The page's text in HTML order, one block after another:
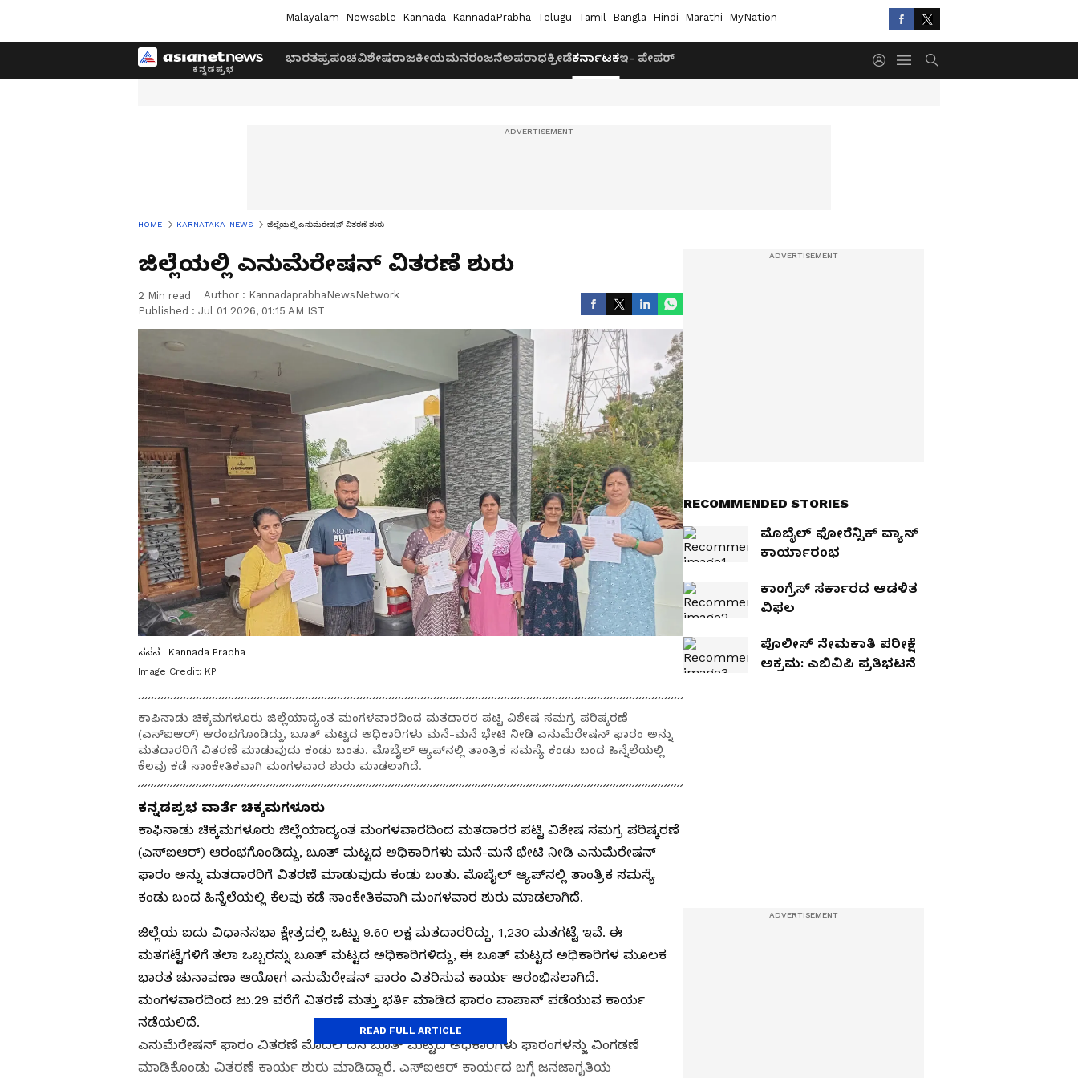
Malayalam Newsable Kannada KannadaPrabha Telugu Tamil Bangla Hindi Marathi MyNation
ಭಾರತಪ್ರಪಂಚವಿಶೇಷರಾಜಕೀಯಮನರಂಜನೆಅಪರಾಧಕ್ರೀಡೆಕರ್ನಾಟಕಇ- ಪೇಪರ್
HOME KARNATAKA-NEWS ಜಿಲ್ಲೆಯಲ್ಲಿ ಎನುಮೆರೇಷನ್‌ ವಿತರಣೆ ಶುರು
ಜಿಲ್ಲೆಯಲ್ಲಿ ಎನುಮೆರೇಷನ್‌ ವಿತರಣೆ ಶುರು
2 Min read Author : KannadaprabhaNewsNetwork
Published : Jul 01 2026, 01:15 AM IST
ಸಸಸ | Kannada Prabha
Image Credit: KP
ಕಾಫಿನಾಡು ಚಿಕ್ಕಮಗಳೂರು ಜಿಲ್ಲೆಯಾದ್ಯಂತ ಮಂಗಳವಾರದಿಂದ ಮತದಾರರ ಪಟ್ಟಿ ವಿಶೇಷ ಸಮಗ್ರ ಪರಿಷ್ಕರಣೆ
(ಎಸ್‌ಐಆರ್‌) ಆರಂಭಗೊಂಡಿದ್ದು, ಬೂತ್‌ ಮಟ್ಟದ ಅಧಿಕಾರಿಗಳು ಮನೆ-ಮನೆ ಭೇಟಿ ನೀಡಿ ಎನುಮೆರೇಷನ್‌ ಫಾರಂ ಅನ್ನು
ಮತದಾರರಿಗೆ ವಿತರಣೆ ಮಾಡುವುದು ಕಂಡು ಬಂತು. ಮೊಬೈಲ್‌ ಆ್ಯಪ್‌ನಲ್ಲಿ ತಾಂತ್ರಿಕ ಸಮಸ್ಯೆ ಕಂಡು ಬಂದ ಹಿನ್ನೆಲೆಯಲ್ಲಿ
ಕೆಲವು ಕಡೆ ಸಾಂಕೇತಿಕವಾಗಿ ಮಂಗಳವಾರ ಶುರು ಮಾಡಲಾಗಿದೆ.
ಕನ್ನಡಪ್ರಭ ವಾರ್ತೆ ಚಿಕ್ಕಮಗಳೂರು
ಕಾಫಿನಾಡು ಚಿಕ್ಕಮಗಳೂರು ಜಿಲ್ಲೆಯಾದ್ಯಂತ ಮಂಗಳವಾರದಿಂದ ಮತದಾರರ ಪಟ್ಟಿ ವಿಶೇಷ ಸಮಗ್ರ ಪರಿಷ್ಕರಣೆ
(ಎಸ್‌ಐಆರ್‌) ಆರಂಭಗೊಂಡಿದ್ದು, ಬೂತ್‌ ಮಟ್ಟದ ಅಧಿಕಾರಿಗಳು ಮನೆ-ಮನೆ ಭೇಟಿ ನೀಡಿ ಎನುಮೆರೇಷನ್‌
ಫಾರಂ ಅನ್ನು ಮತದಾರರಿಗೆ ವಿತರಣೆ ಮಾಡುವುದು ಕಂಡು ಬಂತು. ಮೊಬೈಲ್‌ ಆ್ಯಪ್‌ನಲ್ಲಿ ತಾಂತ್ರಿಕ ಸಮಸ್ಯೆ
ಕಂಡು ಬಂದ ಹಿನ್ನೆಲೆಯಲ್ಲಿ ಕೆಲವು ಕಡೆ ಸಾಂಕೇತಿಕವಾಗಿ ಮಂಗಳವಾರ ಶುರು ಮಾಡಲಾಗಿದೆ.
ಜಿಲ್ಲೆಯ ಐದು ವಿಧಾನಸಭಾ ಕ್ಷೇತ್ರದಲ್ಲಿ ಒಟ್ಟು 9.60 ಲಕ್ಷ ಮತದಾರರಿದ್ದು, 1,230 ಮತಗಟ್ಟೆ ಇವೆ. ಈ
ಮತಗಟ್ಟೆಗಳಿಗೆ ತಲಾ ಒಬ್ಬರನ್ನು ಬೂತ್ ಮಟ್ಟದ ಅಧಿಕಾರಿಗಳಿದ್ದು, ಈ ಬೂತ್‌ ಮಟ್ಟದ ಅಧಿಕಾರಿಗಳ ಮೂಲಕ
ಭಾರತ ಚುನಾವಣಾ ಆಯೋಗ ಎನುಮೆರೇಷನ್‌ ಫಾರಂ ವಿತರಿಸುವ ಕಾರ್ಯ ಆರಂಭಿಸಲಾಗಿದೆ.
ಮಂಗಳವಾರದಿಂದ ಜು.29 ವರೆಗೆ ವಿತರಣೆ ಮತ್ತು ಭರ್ತಿ ಮಾಡಿದ ಫಾರಂ ವಾಪಾಸ್‌ ಪಡೆಯುವ ಕಾರ್ಯ
ನಡೆಯಲಿದೆ.
ಎನುಮೆರೇಷನ್‌ ಫಾರಂ ವಿತರಣೆ ಮೊದಲ ದಿನ ಬೂತ್‌ ಮಟ್ಟದ ಅಧಿಕಾರಿಗಳು ಫಾರಂಗಳನ್ಜು ವಿಂಗಡಣೆ
ಮಾಡಿಕೊಂಡು ವಿತರಣೆ ಕಾರ್ಯ ಶುರು ಮಾಡಿದ್ದಾರೆ. ಎಸ್‌ಐಆರ್‌ ಕಾರ್ಯದ ಬಗ್ಗೆ ಜನಜಾಗೃತಿಯ
READ FULL ARTICLE
RECOMMENDED STORIES
ಮೊಬೈಲ್‌ ಫೋರೆನ್ಸಿಕ್‌ ವ್ಯಾನ್‌
ಕಾರ್ಯಾರಂಭ
ಕಾಂಗ್ರೆಸ್‌ ಸರ್ಕಾರದ ಆಡಳಿತ
ವಿಫಲ
ಪೊಲೀಸ್ ನೇಮಕಾತಿ ಪರೀಕ್ಷೆ
ಅಕ್ರಮ: ಎಬಿವಿಪಿ ಪ್ರತಿಭಟನೆ